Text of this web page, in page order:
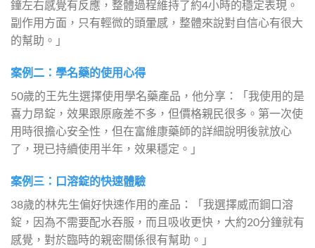
鐘左右感覺有反應，整體過程維持了約4小時的穩定表現。
副作用方面，只有輕微的頭暈感，整體來說對自信心有很大
的幫助。」
案例二：學名藥的使用心得
50歲的王先生選擇使用學名藥產品，他分享：「我使用的是
喜力昂錠，效果跟原廠差不多，但價格親民很多。第一次使
用時很擔心安全性，但在富維康藥師的詳細說明後就放心
了，現已持續使用半年，效果穩定。」
案例三：口溶錠的快速體驗
38歲的林先生偏好快速作用的產品：「我選擇威而鋼口溶
錠，因為不需要配水吞服，而且吸收更快，大約20分鐘就有
感覺，對於臨時的親密關係很有幫助。」